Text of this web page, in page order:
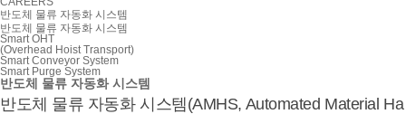
반도체 물류 자동화 시스템
반도체 물류 자동화 시스템
Smart OHT
(Overhead Hoist Transport)
Smart Conveyor System
Smart Purge System
반도체 물류 자동화 시스템
반도체 물류 자동화 시스템(AMHS, Automated Material Ha